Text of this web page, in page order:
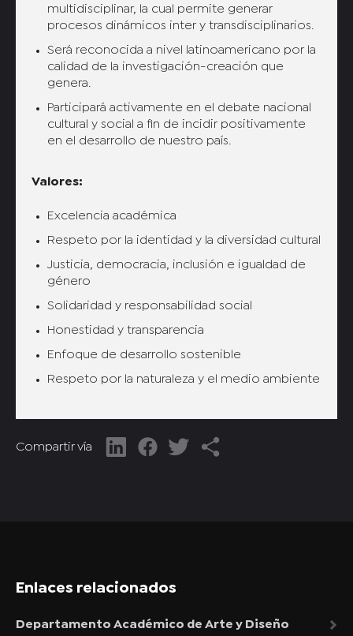
multidisciplinar, la cual permite generar
procesos dinámicos inter y transdisciplinarios.
Será reconocida a nivel latinoamericano por la
calidad de la investigación-creación que
genera.
Participará activamente en el debate nacional
cultural y social a fin de incidir positivamente
en el desarrollo de nuestro país.
Valores:
Excelencia académica
Respeto por la identidad y la diversidad cultural
Justicia, democracia, inclusión e igualdad de
género
Solidaridad y responsabilidad social
Honestidad y transparencia
Enfoque de desarrollo sostenible
Respeto por la naturaleza y el medio ambiente
Compartir vía
Enlaces relacionados
Departamento Académico de Arte y Diseño